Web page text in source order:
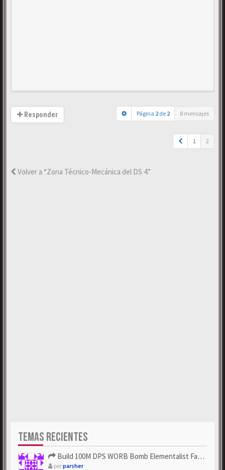
Responder Página 2 de 2 8 mensajes
1 2
Volver a “Zona Técnico-Mecánica del DS 4.”
TEMAS RECIENTES
Build 100M DPS WORB Bomb Elementalist Fast - Grab POE Curren...
porparsher